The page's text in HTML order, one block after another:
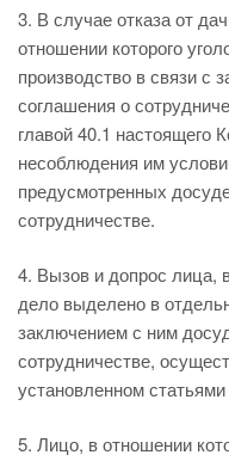
3. В случае отказа от
отношении которого
производство в связи с
соглашения о
главой 40.1 настоящего
несоблюдения им
предусмотренных
сотрудничестве.
4. Вызов и допрос лица,
дело выделено в
заключением с ним
сотрудничестве,
установленном статьями
5. Лицо, в отношении